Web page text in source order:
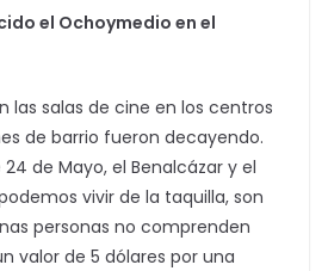
el Ochoymedio en el
las salas de cine en los centros
de barrio fueron decayendo.
de Mayo, el Benalcázar y el
vivir de la taquilla, son
personas no comprenden
valor de 5 dólares por una